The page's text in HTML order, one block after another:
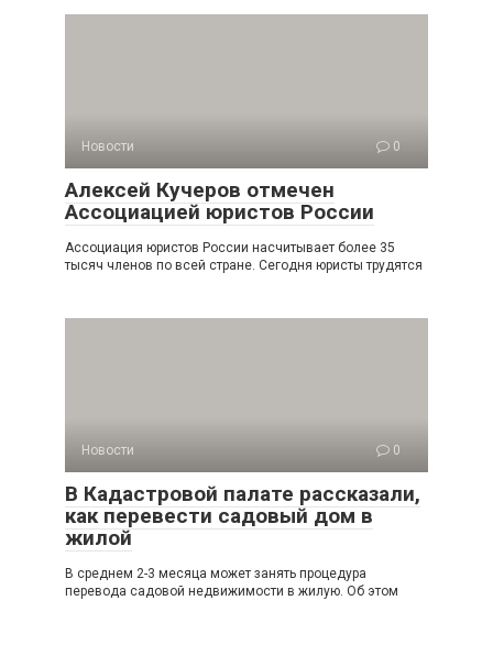
Новости 0
Алексей Кучеров отмечен
Ассоциацией юристов России
Ассоциация юристов России насчитывает более 35
тысяч членов по всей стране. Сегодня юристы трудятся
Новости 0
В Кадастровой палате рассказали,
как перевести садовый дом в
жилой
В среднем 2-3 месяца может занять процедура
перевода садовой недвижимости в жилую. Об этом